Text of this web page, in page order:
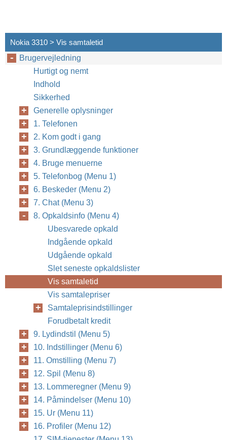
Nokia 3310 > Vis samtaletid
Brugervejledning
Hurtigt og nemt
Indhold
Sikkerhed
Generelle oplysninger
1. Telefonen
2. Kom godt i gang
3. Grundlæggende funktioner
4. Bruge menuerne
5. Telefonbog (Menu 1)
6. Beskeder (Menu 2)
7. Chat (Menu 3)
8. Opkaldsinfo (Menu 4)
Ubesvarede opkald
Indgående opkald
Udgående opkald
Slet seneste opkaldslister
Vis samtaletid
Vis samtalepriser
Samtaleprisindstillinger
Forudbetalt kredit
9. Lydindstil (Menu 5)
10. Indstillinger (Menu 6)
11. Omstilling (Menu 7)
12. Spil (Menu 8)
13. Lommeregner (Menu 9)
14. Påmindelser (Menu 10)
15. Ur (Menu 11)
16. Profiler (Menu 12)